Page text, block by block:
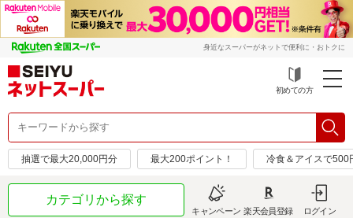
身近なスーパーがネットで便利に・おトクに
初めての方
抽選で最大20,000円分 最大200ポイント！ 冷食＆アイスで500
カテゴリから探す
キャンペーン 楽天会員登録 ログイン